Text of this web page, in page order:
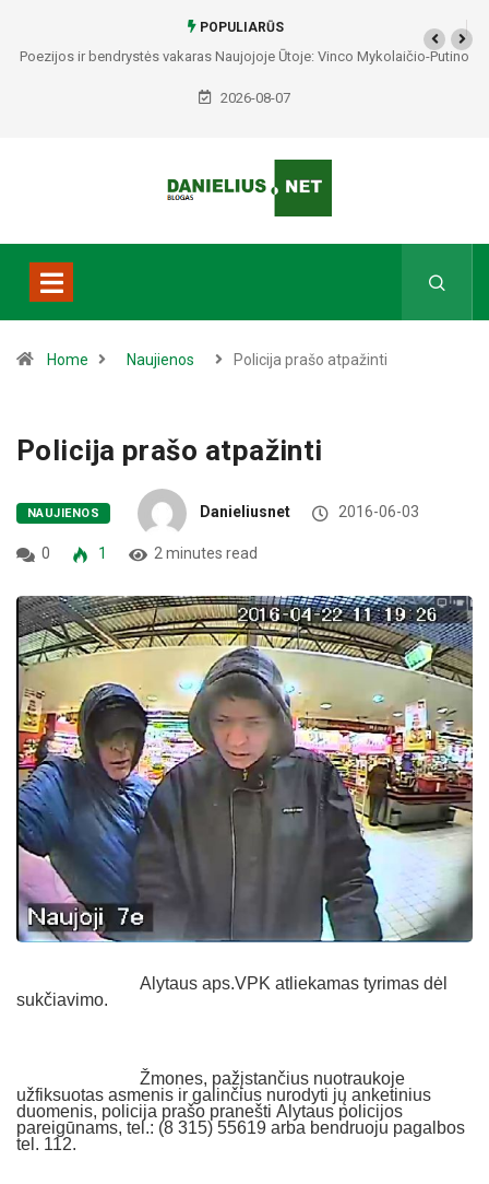
POPULIARŪS
Poezijos ir bendrystės vakaras Naujojoje Ūtoje: Vinco Mykolaičio-Putino
tėviškėje skambės eilės, dainos ir arbatos puodelių šiluma
2026-08-07
Home Naujienos Policija prašo atpažinti
Policija prašo atpažinti
NAUJIENOS Danieliusnet 2016-06-03
0 1 2 minutes read
Alytaus aps.VPK atliekamas tyrimas dėl
sukčiavimo.
Žmones, pažįstančius nuotraukoje
užfiksuotas asmenis ir galinčius nurodyti jų anketinius
duomenis, policija prašo pranešti Alytaus policijos
pareigūnams, tel.: (8 315) 55619 arba bendruoju pagalbos
tel. 112.